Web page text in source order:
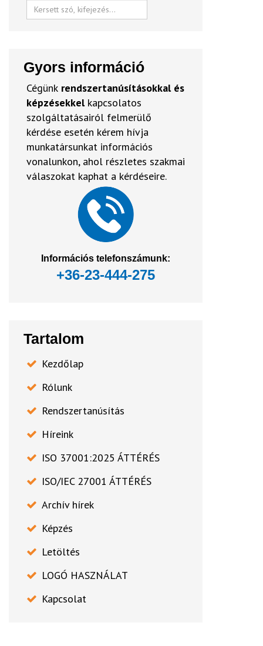
Gyors információ
Cégünk rendszertanúsításokkal és
képzésekkel kapcsolatos
szolgáltatásairól felmerülő
kérdése esetén kérem hívja
munkatársunkat információs
vonalunkon, ahol részletes szakmai
válaszokat kaphat a kérdéseire.
Információs telefonszámunk:
+36-23-444-275
Tartalom
Kezdőlap
Rólunk
Rendszertanúsítás
Híreink
ISO 37001:2025 ÁTTÉRÉS
ISO/IEC 27001 ÁTTÉRÉS
Archív hírek
Képzés
Letöltés
LOGÓ HASZNÁLAT
Kapcsolat